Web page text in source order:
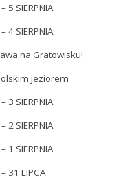
5 SIERPNIA
4 SIERPNIA
na Gratowisku!
jeziorem
3 SIERPNIA
2 SIERPNIA
1 SIERPNIA
31 LIPCA